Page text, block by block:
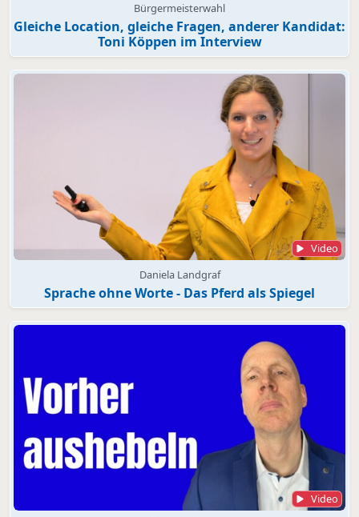
Bürgermeisterwahl
Gleiche Location, gleiche Fragen, anderer Kandidat:
Toni Köppen im Interview
Video
Daniela Landgraf
Sprache ohne Worte - Das Pferd als Spiegel
Video